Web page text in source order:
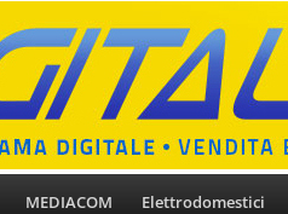
MEDIACOM Elettrodomestici